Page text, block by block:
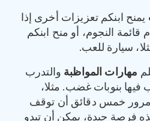
يمنح ابنكم تعزيزات أخرى إذا
النجوم، أو منح ابنكم
سيارة للعب.
مهارات المواظبة والتدرب
فيها بنوبات غضب. مثلا،
خمس دقائق أن توقف
فرصة جيدة، يمكن أن تبدو